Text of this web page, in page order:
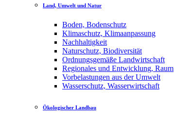
Land, Umwelt und Natur
Boden, Bodenschutz
Klimaschutz, Klimaanpassung
Nachhaltigkeit
Naturschutz, Biodiversität
Ordnungsgemäße Landwirtschaft
Regionales und Entwicklung, Raum
Vorbelastungen aus der Umwelt
Wasserschutz, Wasserwirtschaft
Ökologischer Landbau